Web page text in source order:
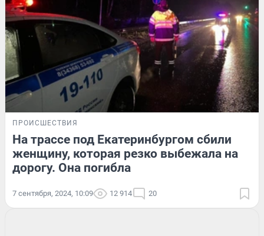
ПРОИСШЕСТВИЯ
На трассе под Екатеринбургом сбили
женщину, которая резко выбежала на
дорогу. Она погибла
7 сентября, 2024, 10:09 12 914 20